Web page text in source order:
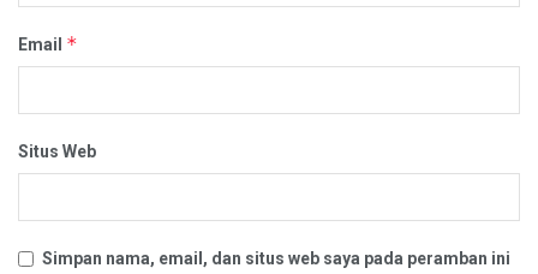
Email *
Situs Web
Simpan nama, email, dan situs web saya pada peramban ini